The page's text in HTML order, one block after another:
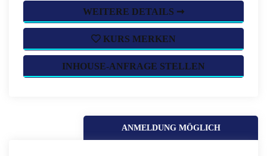
WEITERE DETAILS ➞
KURS MERKEN
INHOUSE-ANFRAGE STELLEN
ANMELDUNG MÖGLICH